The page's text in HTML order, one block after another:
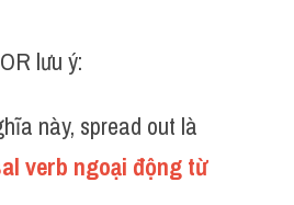
lưu ý:
verb ngoại động từ